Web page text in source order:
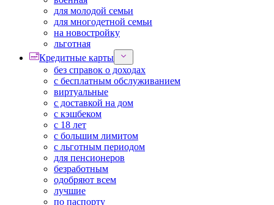
для молодой семьи
для многодетной семьи
на новостройку
льготная
Кредитные карты
без справок о доходах
с бесплатным обслуживанием
виртуальные
с доставкой на дом
с кэшбеком
с 18 лет
с большим лимитом
с льготным периодом
для пенсионеров
безработным
одобряют всем
лучшие
по паспорту